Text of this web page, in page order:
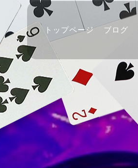
トップページ ブログ